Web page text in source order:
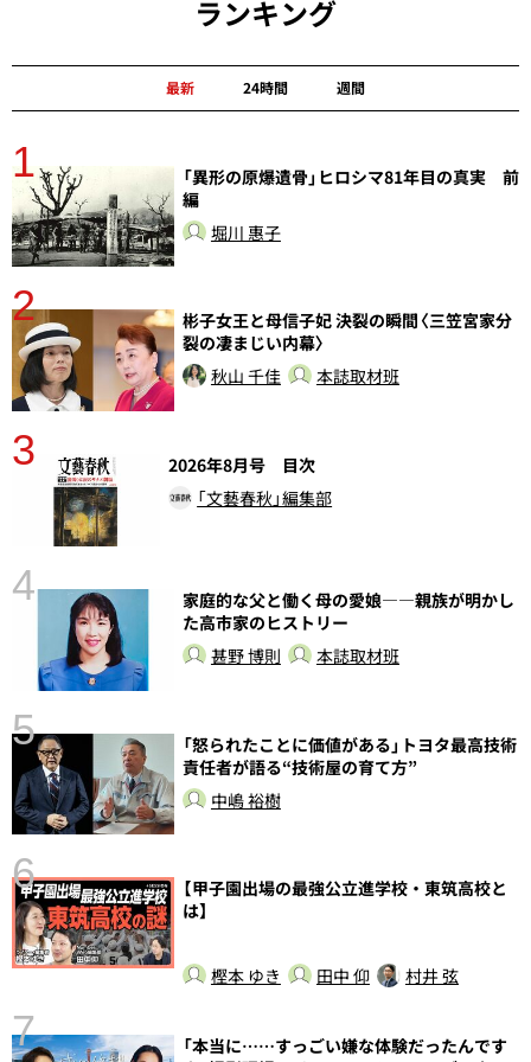
ランキング
最新 24時間 週間
1
「異形の原爆遺骨」ヒロシマ81年目の真実 前
編
堀川 惠子
2
彬子女王と母信子妃 決裂の瞬間〈三笠宮家分
裂の凄まじい内幕〉
秋山 千佳
本誌取材班
3
2026年8月号 目次
「文藝春秋」編集部
4
家庭的な父と働く母の愛娘――親族が明かし
た高市家のヒストリー
甚野 博則
本誌取材班
5
「怒られたことに価値がある」トヨタ最高技術
責任者が語る“技術屋の育て方”
中嶋 裕樹
6
【甲子園出場の最強公立進学校・東筑高校と
は】
樫本 ゆき 田中 仰 村井 弦
7
「本当に……すっごい嫌な体験だったんです